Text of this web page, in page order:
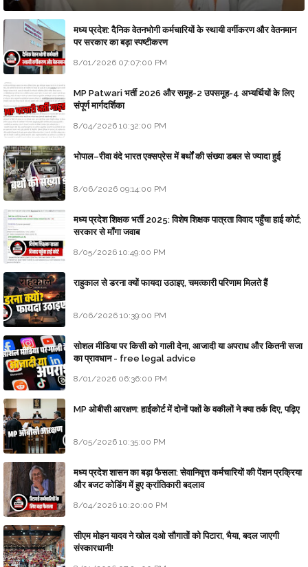
मध्य प्रदेश: दैनिक वेतनभोगी कर्मचारियों के स्थायी वर्गीकरण और वेतनमान
पर सरकार का बड़ा स्पष्टीकरण
8/01/2026 07:07:00 PM
MP Patwari भर्ती 2026 और समूह-2 उपसमूह-4 अभ्यर्थियों के लिए
संपूर्ण मार्गदर्शिका
8/04/2026 10:32:00 PM
भोपाल–रीवा वंदे भारत एक्सप्रेस में बर्थों की संख्या डबल से ज्यादा हुई
8/06/2026 09:14:00 PM
मध्य प्रदेश शिक्षक भर्ती 2025: विशेष शिक्षक पात्रता विवाद पहुँचा हाई कोर्ट;
सरकार से माँगा जवाब
8/05/2026 10:49:00 PM
राहुकाल से डरना क्यों फायदा उठाइए, चमत्कारी परिणाम मिलते हैं
8/06/2026 10:39:00 PM
सोशल मीडिया पर किसी को गाली देना, आजादी या अपराध और कितनी सजा
का प्रावधान - free legal advice
8/01/2026 06:36:00 PM
MP ओबीसी आरक्षण: हाईकोर्ट में दोनों पक्षों के वकीलों ने क्या तर्क दिए, पढ़िए
8/05/2026 10:35:00 PM
मध्य प्रदेश शासन का बड़ा फैसला: सेवानिवृत्त कर्मचारियों की पेंशन प्रक्रिया
और बजट कोडिंग में हुए क्रांतिकारी बदलाव
8/04/2026 10:20:00 PM
सीएम मोहन यादव ने खोल दओ सौगातों को पिटारा, भैया, बदल जाएगी
संस्कारधानी!